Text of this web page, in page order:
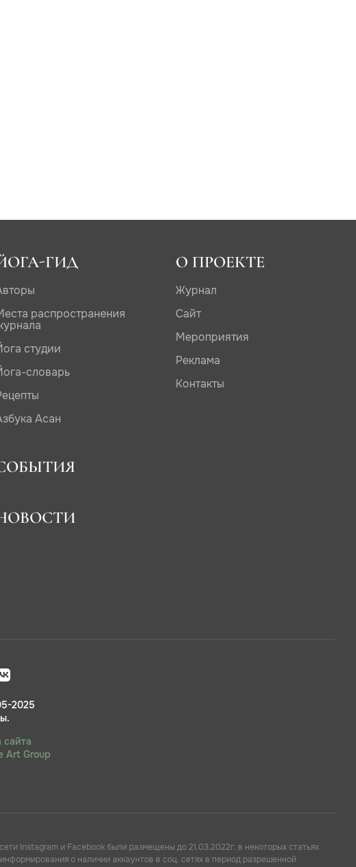
ГИД
распространения
студии
словарь
Асан
О ПРОЕКТЕ
Журнал
Сайт
Мероприятия
Реклама
Контакты
2025
сайта
Art Group
Instagram и Facebook были размещены до 21.03.2022г. в некоторых статьях
о наличии аккаунтов в соц. сетях в период разрешенной